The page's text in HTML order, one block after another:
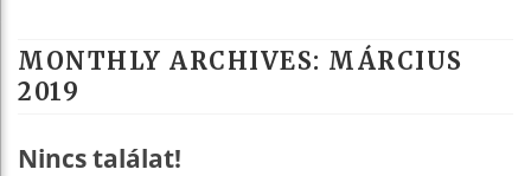
MONTHLY ARCHIVES: MÁRCIUS
2019
Nincs találat!